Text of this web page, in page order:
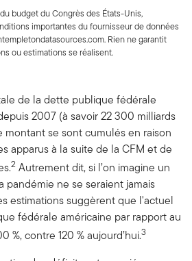
budget du Congrès des États-Unis,
importantes du fournisseur de données
Rien ne garantit
ou estimations se réalisent.
de la dette publique fédérale
2007 (à savoir 22 300 milliards
montant se sont cumulés en raison
apparus à la suite de la CFM et de
2 Autrement dit, si l’on imagine un
pandémie ne se seraient jamais
estimations suggèrent que l'actuel
fédérale américaine par rapport au
%, contre 120 % aujourd’hui.3